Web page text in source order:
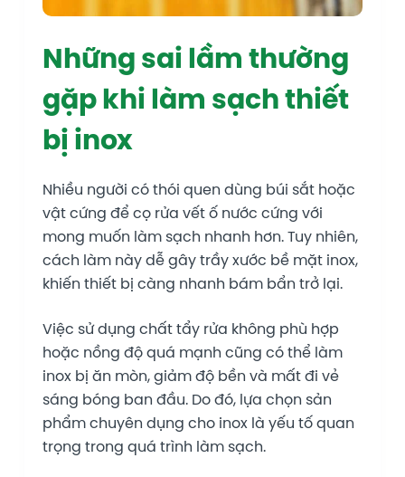
Những sai lầm thường
gặp khi làm sạch thiết
bị inox
Nhiều người có thói quen dùng búi sắt hoặc
vật cứng để cọ rửa vết ố nước cứng với
mong muốn làm sạch nhanh hơn. Tuy nhiên,
cách làm này dễ gây trầy xước bề mặt inox,
khiến thiết bị càng nhanh bám bẩn trở lại.
Việc sử dụng chất tẩy rửa không phù hợp
hoặc nồng độ quá mạnh cũng có thể làm
inox bị ăn mòn, giảm độ bền và mất đi vẻ
sáng bóng ban đầu. Do đó, lựa chọn sản
phẩm chuyên dụng cho inox là yếu tố quan
trọng trong quá trình làm sạch.